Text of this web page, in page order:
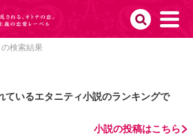
検索結果
ているエタニティ小説のランキングで
小説の投稿はこちら